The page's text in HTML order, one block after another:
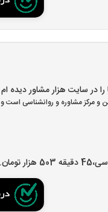
مشاور دیده ام و کد «مشاور-
مشاوره و روانشناسی است